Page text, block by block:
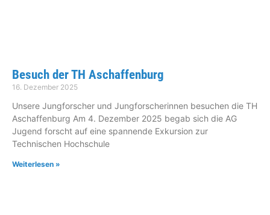
Besuch der TH Aschaffenburg
16. Dezember 2025
Unsere Jungforscher und Jungforscherinnen besuchen die TH
Aschaffenburg Am 4. Dezember 2025 begab sich die AG
Jugend forscht auf eine spannende Exkursion zur
Technischen Hochschule
Weiterlesen »